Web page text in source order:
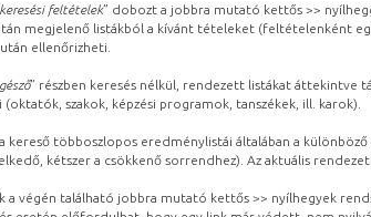
feltételek” dobozt a jobbra mutató kettős >>
megjelenő listákból a kívánt tételeket (feltételenként
után ellenőrizheti.
” részben keresés nélkül, rendezett listákat áttekintve
szakok, képzési programok, tanszékek, ill. karok).
kereső többoszlopos eredménylistái általában a
kétszer a csökkenő sorrendhez). Az aktuális
a végén található jobbra mutató kettős >> nyílhegyek